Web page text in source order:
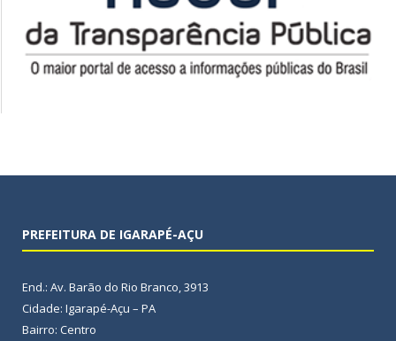
PREFEITURA DE IGARAPÉ-AÇU
End.: Av. Barão do Rio Branco, 3913
Cidade: Igarapé-Açu – PA
Bairro: Centro